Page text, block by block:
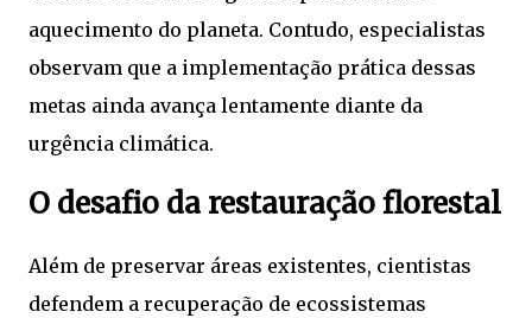
aquecimento do planeta. Contudo, especialistas
observam que a implementação prática dessas
metas ainda avança lentamente diante da
urgência climática.
O desafio da restauração florestal
Além de preservar áreas existentes, cientistas
defendem a recuperação de ecossistemas